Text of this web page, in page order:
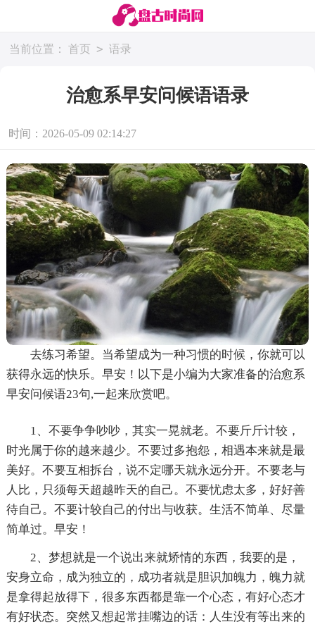
当前位置： 首页 > 语录
治愈系早安问候语语录
时间：2026-05-09 02:14:27
去练习希望。当希望成为一种习惯的时候，你就可以
获得永远的快乐。早安！以下是小编为大家准备的治愈系
早安问候语23句,一起来欣赏吧。
1、不要争争吵吵，其实一晃就老。不要斤斤计较，
时光属于你的越来越少。不要过多抱怨，相遇本来就是最
美好。不要互相拆台，说不定哪天就永远分开。不要老与
人比，只须每天超越昨天的自己。不要忧虑太多，好好善
待自己。不要计较自己的付出与收获。生活不简单、尽量
简单过。早安！
2、梦想就是一个说出来就矫情的东西，我要的是，
安身立命，成为独立的，成功者就是胆识加魄力，魄力就
是拿得起放得下，很多东西都是靠一个心态，有好心态才
有好状态。突然又想起常挂嘴边的话：人生没有等出来的